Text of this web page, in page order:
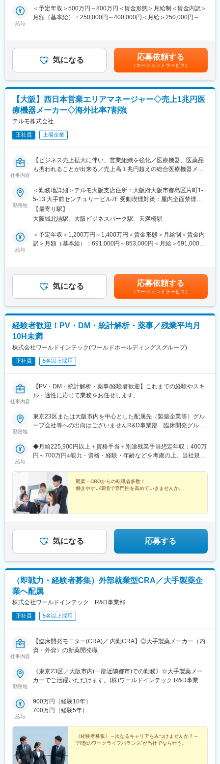
応（許認可および届出、査察対応、品質契約書類等） ・GMP管理
に伴う記録照査、文書管理 ・その他工場品質管理全般に関する事
QAは15名程度で構成されています。メンバーの大半は 40 50歳代
のベテラン層が中心ですが、今後の事業拡大に向けて、 30歳代若
2019年に太陽ホールディングス株式会社グループに加わった、固
形製剤と注射剤の製造を主要製品として製造受託会社です。高度
なGMP管理のもとに高い品質が求められる医薬品を安定的に供給
しております。
変更の範囲：会社の定める業務
給与
＜予定年収＞500万円～800万円＜賃金形態＞月給制＜賃金内訳＞
月額（基本給）：250,000円～400,000円＜月給＞250,000円～
金額であり、選考を通じて上下する可能性があります。月給(月額)
は固定手当を含めた表記です。
気になる 応募依頼する
（エージェントサービス）
【大阪】西日本営業エリアマネージャー◇売上1兆円医
療機器メーカー◇海外比率7割強
テルモ株式会社
正社員 上場企業
仕事内容
【ビジネス売上拡大に伴い、営業組織を強化／医療機器、医薬品
も携われることが出来る／売上高１兆円超えの総合医療機器メー
西日本の営業エリアマネージャーとして以下の業務をお任せしま
す。
■仕事内容：
・国内営業組織において西日本エリア（関西、中四国、九州）の3
チーム約20名を統括するエリアマネージャーを担当します。
・販売計画達成に向けた進捗管理を行います。
■仕事詳細：
・国内営業組織において西日本エリア（関西以西）の3チーム約
■仕事の魅力：
・提供する医療デバイスによって、脳血管疾患を持つ患者さんの
不安を解消し、QOL向上に大きく貢献できます。
・医療従事者のパートナーとして、医療の最前線に関わることが
できます。
・研究開発、工場、本社など社内全ての部署と深く連携すること
で、幅広い知見を身につけることができま
す
・西日本エリアマネージャーとしてピープルマネジメトスキルの
習得に加え、米国本社との連携も多く、グローバルリーダーシッ
■当社について：
年に創業され、100年以上医療に貢献をしてきた当社。国産初の
体温計製造からスタートし、今では5万点以上の製品を160以上の
じて社会に貢献するという」企業理念のもと、次の100年に向け
て成長を続けています。
売上高1兆361億円（2025年3月）、グローバル売上比率77％、世
界160の国と地域に展開するグローバル総合医療機器メーカーへ
と成長しました。2022年度からの5か年成長戦略「GS26」では、
「デバイスからソリューションへ」という中長期ビジョンを掲
ことで、社会価値の創造に貢献し企業価値の最大化を目指しま
す。
変更の範囲：会社の定める業務
勤務地
＜勤務地詳細＞テルモ大阪支店住所：大阪府大阪市都島区片町1-
5-13 大手前センチュリービル7F 受動喫煙対策：屋内全面禁煙変
更の範囲：会社の定める事業所
【最寄り駅】
大阪城北詰駅、大阪ビジネスパーク駅、天満橋駅
給与
＜予定年収＞1,200万円～1,400万円＜賃金形態＞月給制＜賃金内
訳＞月額（基本給）：691,000円～853,000円＜月給＞691,000円
目安の金額であり、選考を通じて上下する可能性があります。月
給(月額)は固定手当を含めた表記です。
気になる 応募依頼する
（エージェントサービス）
経験者歓迎！PV・DM・統計解析・薬事／残業平均月
10H未満
株式会社ワールドインテック(ワールドホールディングスグループ)
正社員 5名以上採用
仕事内容
【PV・DM・統計解析・薬事/経験者歓迎】これまでの経験やスキ
ル・適性に応じて業務をお任せします。
勤務地
東京23区または大阪市内を中心とした配属先（製薬企業等）グル
ープ会社等への出向はございませんR&D事業部 臨床開発グルー
留4F【大阪営業所】大阪市西区北堀江2-2-18 ワールドホールデ
ィングス北堀江4F
給与
◆月給225,900円以上＋資格手当＋別途残業手当想定年収：400万
円～700万円※能力・資格・経験・年齢などを考慮の上、当社規定
同業・CROからの転職者多数！
働きやすい環境で専門性を高めていきませんか。
気になる 応募する
（即戦力・経験者募集）外部就業型CRA／大手製薬企
業へ配属
株式会社ワールドインテック R&D事業部
正社員 5名以上採用
仕事内容
【臨床開発モニター(CRA)／ 内勤CRA】◎大手製薬メーカー（内
資・外資）の新薬開発職
勤務地
《東京23区／大阪市内(一部近隣都市)での勤務》☆大手製薬メー
カーでご活躍いただけます。(株)ワールドインテック R&D事業部
2-14-1 NBFコモディオ汐留4Ｆ [最寄り駅]汐留駅■大阪営業所：大
阪府大阪市北区梅田1-1-3 大阪駅前第3ビル5F [最寄り駅]大阪駅
給与
900万円（経験10年）
700万円（経験5年）
《経験者募集》～次なるキャリアをみつけませんか？～
”理想のワークライフバランス”が当社でなら叶う。